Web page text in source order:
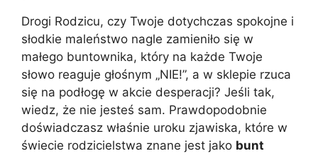
Drogi Rodzicu, czy Twoje dotychczas spokojne i
słodkie maleństwo nagle zamieniło się w
małego buntownika, który na każde Twoje
słowo reaguje głośnym „NIE!”, a w sklepie rzuca
się na podłogę w akcie desperacji? Jeśli tak,
wiedz, że nie jesteś sam. Prawdopodobnie
doświadczasz właśnie uroku zjawiska, które w
świecie rodzicielstwa znane jest jako bunt